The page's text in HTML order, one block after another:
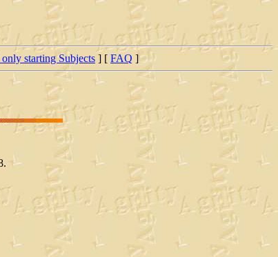
starting Subjects ] [ FAQ ]